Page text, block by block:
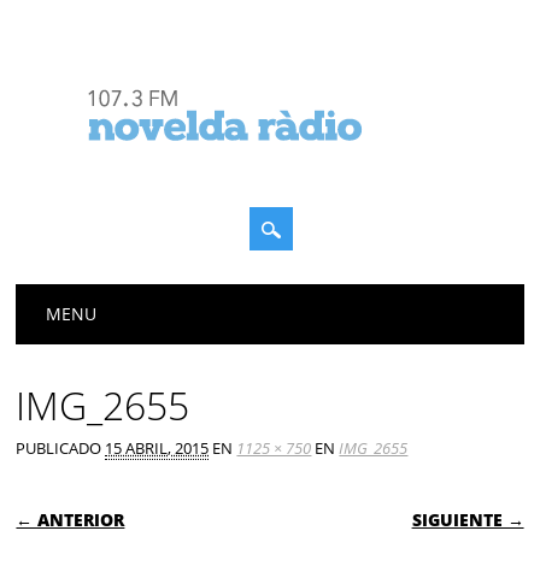
Menú principal
MENU
IMG_2655
PUBLICADO 15 ABRIL, 2015 EN 1125 × 750 ENIMG_2655
← ANTERIOR SIGUIENTE →